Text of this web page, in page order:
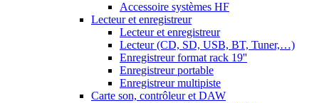
Accessoire systèmes HF
Lecteur et enregistreur
Lecteur et enregistreur
Lecteur (CD, SD, USB, BT, Tuner,…)
Enregistreur format rack 19''
Enregistreur portable
Enregistreur multipiste
Carte son, contrôleur et DAW